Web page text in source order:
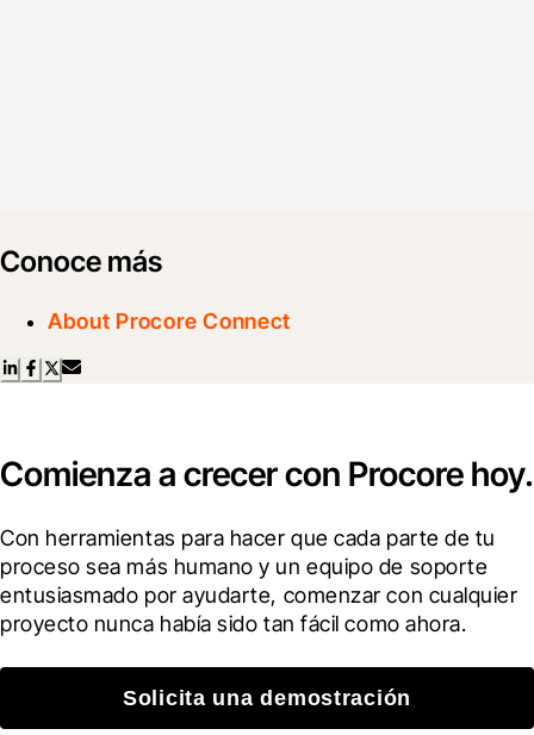
Conoce más
About Procore Connect
Comienza a crecer con Procore hoy.
Con herramientas para hacer que cada parte de tu
proceso sea más humano y un equipo de soporte
entusiasmado por ayudarte, comenzar con cualquier
proyecto nunca había sido tan fácil como ahora.
Solicita una demostración